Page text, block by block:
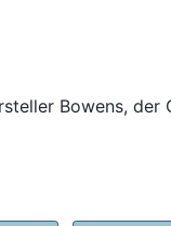
Bowens,